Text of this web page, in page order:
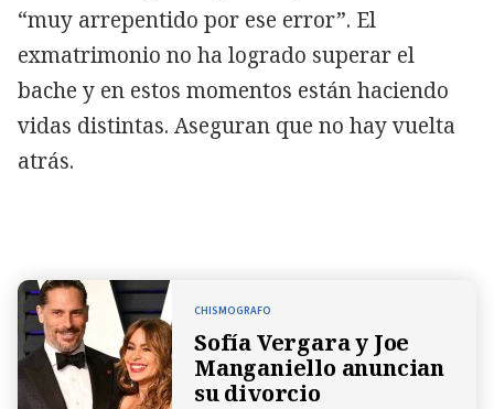
“muy arrepentido por ese error”. El
exmatrimonio no ha logrado superar el
bache y en estos momentos están haciendo
vidas distintas. Aseguran que no hay vuelta
atrás.
CHISMOGRAFO
Sofía Vergara y Joe
Manganiello anuncian
su divorcio